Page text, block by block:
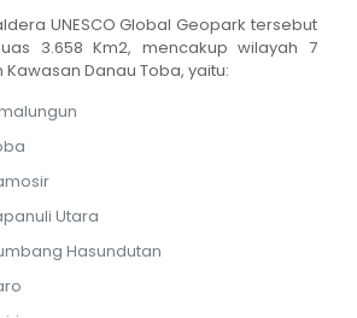
UNESCO Global Geopark tersebut
3.658 Km2, mencakup wilayah 7
Danau Toba, yaitu:
Utara
Hasundutan